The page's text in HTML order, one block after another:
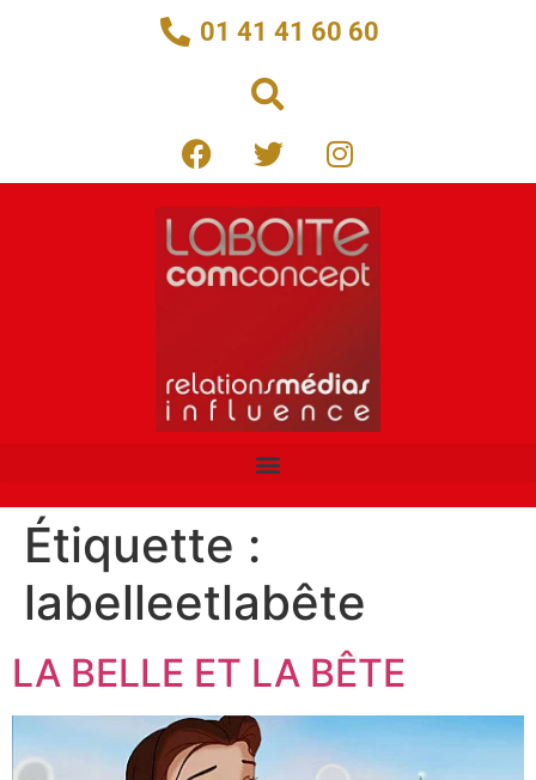
01 41 41 60 60
Étiquette :
labelleetlabête
LA BELLE ET LA BÊTE